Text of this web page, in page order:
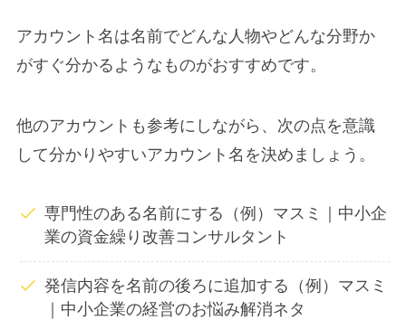
アカウント名は名前でどんな人物やどんな分野か
がすぐ分かるようなものがおすすめです。
他のアカウントも参考にしながら、次の点を意識
して分かりやすいアカウント名を決めましょう。
専門性のある名前にする（例）マスミ｜中小企
業の資金繰り改善コンサルタント
発信内容を名前の後ろに追加する（例）マスミ
｜中小企業の経営のお悩み解消ネタ